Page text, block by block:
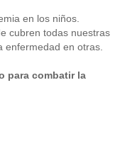
en los niños.
cubren todas nuestras
enfermedad en otras.
para combatir la